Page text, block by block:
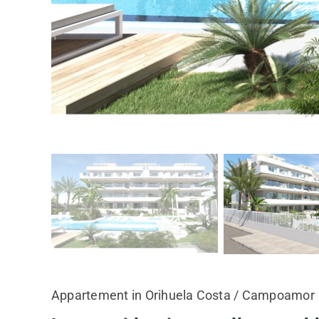
Appartement in Orihuela Costa / Campoamor